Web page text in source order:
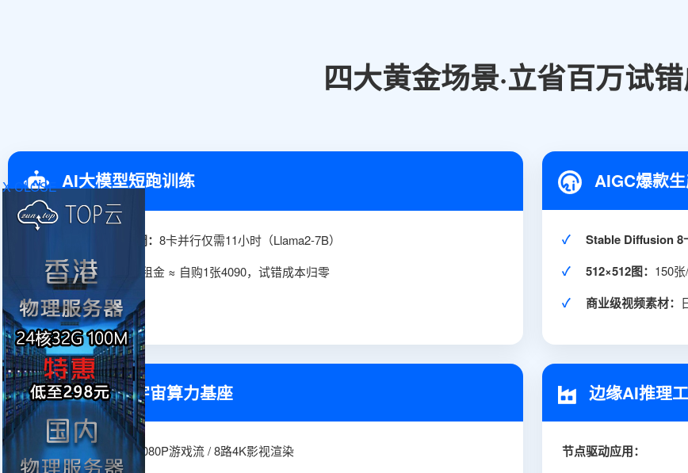
X-CLOSE
四大黄金场景·立省百万试
AI大模型短跑训练
70亿参数模型微调： 8卡并行仅需11小时（Llama2-7B）
成本对比： 1个月租金 ≈ 自购1张4090，试错成本归零
AIGC爆款
✓
Stable Diffusion 8
✓
512×512图： 150
✓ 商业级视频素材：
云游戏/元宇宙算力基座
单卡并发： 12路1080P游戏流 / 8路4K影视渲染
边缘AI推理
节点驱动应用：